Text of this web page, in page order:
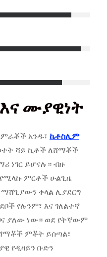
ሙያዊነት
አንዱ፣ ኬቶስሊም
ሻይ ኪቶች ለሸማቾች
ነገር ይሆናሉ። ብዙ
ምርቶች ሁልጊዜ
ቀላል ሊያደርግ
የሉንም፣ እና ገለልተኛ
ያለው ነው። ወደ የትኛውም
ምቾት ይሰጣል፣
የዲዛይን ቡድን